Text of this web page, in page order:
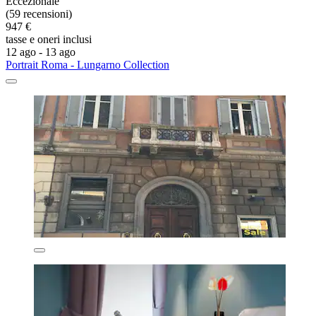
(59 recensioni)
947 €
tasse e oneri inclusi
12 ago - 13 ago
Portrait Roma - Lungarno Collection